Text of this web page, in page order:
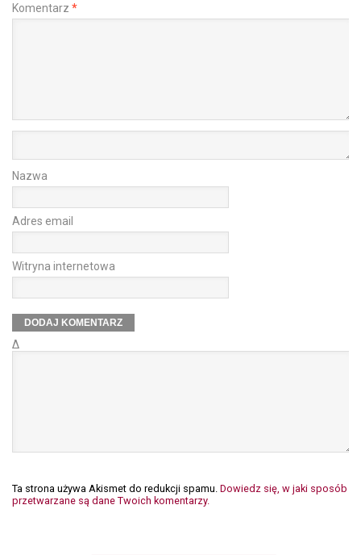
Komentarz *
Nazwa
Adres email
Witryna internetowa
Δ
Ta strona używa Akismet do redukcji spamu. Dowiedz się, w jaki sposób
przetwarzane są dane Twoich komentarzy.